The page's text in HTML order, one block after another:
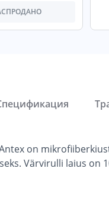
on
Värvirulli laius on